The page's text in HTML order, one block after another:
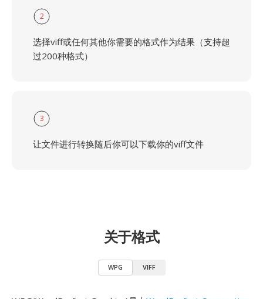
2
选择viff或任何其他你需要的格式作为结果（支持超
过200种格式）
3
让文件进行转换随后你可以下载你的viff文件
关于格式
WPG VIFF